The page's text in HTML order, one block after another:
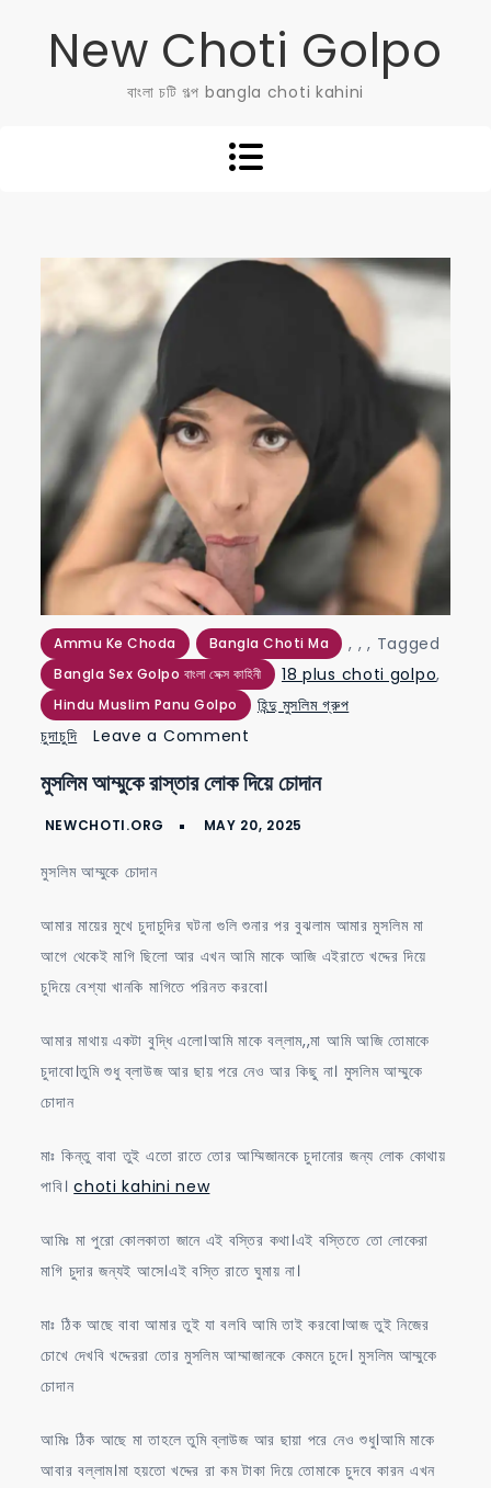
New Choti Golpo
বাংলা চটি গল্প bangla choti kahini
Ammu Ke Choda ,
Bangla Choti Ma ,
Bangla Sex Golpo বাংলা সেক্স কাহিনী
,
Hindu Muslim Panu Golpo
Tagged
18 plus choti golpo,
হিন্দু মুসলিম গ্রুপ
চুদাচুদি
Leave a Comment
আম্মুকে
রাস্তার
চোদান
মুসলিম আম্মুকে রাস্তার লোক দিয়ে চোদান
মুসলিম আম্মুকে চোদান
আমার মায়ের মুখে চুদাচুদির ঘটনা গুলি শুনার পর বুঝলাম আমার মুসলিম মা
আগে থেকেই মাগি ছিলো আর এখন আমি মাকে আজি এইরাতে খদ্দের দিয়ে
চুদিয়ে বেশ্যা খানকি মাগিতে পরিনত করবো।
আমার মাথায় একটা বুদ্ধি এলো।আমি মাকে বল্লাম,,মা আমি আজি তোমাকে
চুদাবো।তুমি শুধু ব্লাউজ আর ছায় পরে নেও আর কিছু না। মুসলিম আম্মুকে
চোদান
মাঃ কিন্তু বাবা তুই এতো রাতে তোর আম্মিজানকে চুদানোর জন্য লোক কোথায়
পাবি।choti kahini new
আমিঃ মা পুরো কোলকাতা জানে এই বস্তির কথা।এই বস্তিতে তো লোকেরা
মাগি চুদার জন্যই আসে।এই বস্তি রাতে ঘুমায় না।
মাঃ ঠিক আছে বাবা আমার তুই যা বলবি আমি তাই করবো।আজ তুই নিজের
চোখে দেখবি খদ্দেররা তোর মুসলিম আম্মাজানকে কেমনে চুদে। মুসলিম আম্মুকে
চোদান
আমিঃ ঠিক আছে মা তাহলে তুমি ব্লাউজ আর ছায়া পরে নেও শুধু।আমি মাকে
আবার বল্লাম।মা হয়তো খদ্দের রা কম টাকা দিয়ে তোমাকে চুদবে কারন এখন